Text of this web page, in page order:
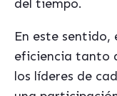
del tiempo.
En este sentido,
eficiencia tanto
los líderes de